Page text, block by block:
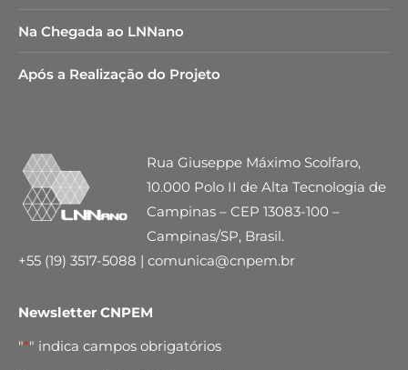
Na Chegada ao LNNano
Após a Realização do Projeto
Rua Giuseppe Máximo Scolfaro,
10.000 Polo II de Alta Tecnologia de
Campinas – CEP 13083-100 –
Campinas/SP, Brasil.
+55 (19) 3517-5088 | comunica@cnpem.br
Newsletter CNPEM
"*" indica campos obrigatórios